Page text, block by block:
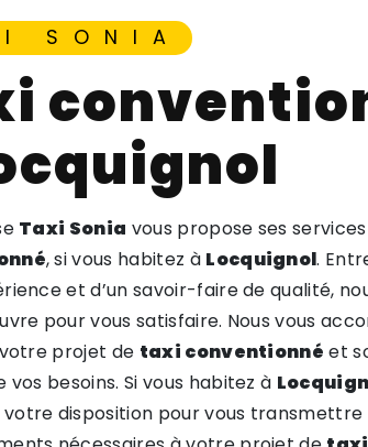
SONIA
Taxi Sonia vous propose ses
, si vous habitez à Locquignol.
et d’un savoir-faire de qualité,
pour vous satisfaire. Nous vous
projet de taxi conventionné et
vos besoins. Si vous habitez à
votre disposition pour vous transmettre